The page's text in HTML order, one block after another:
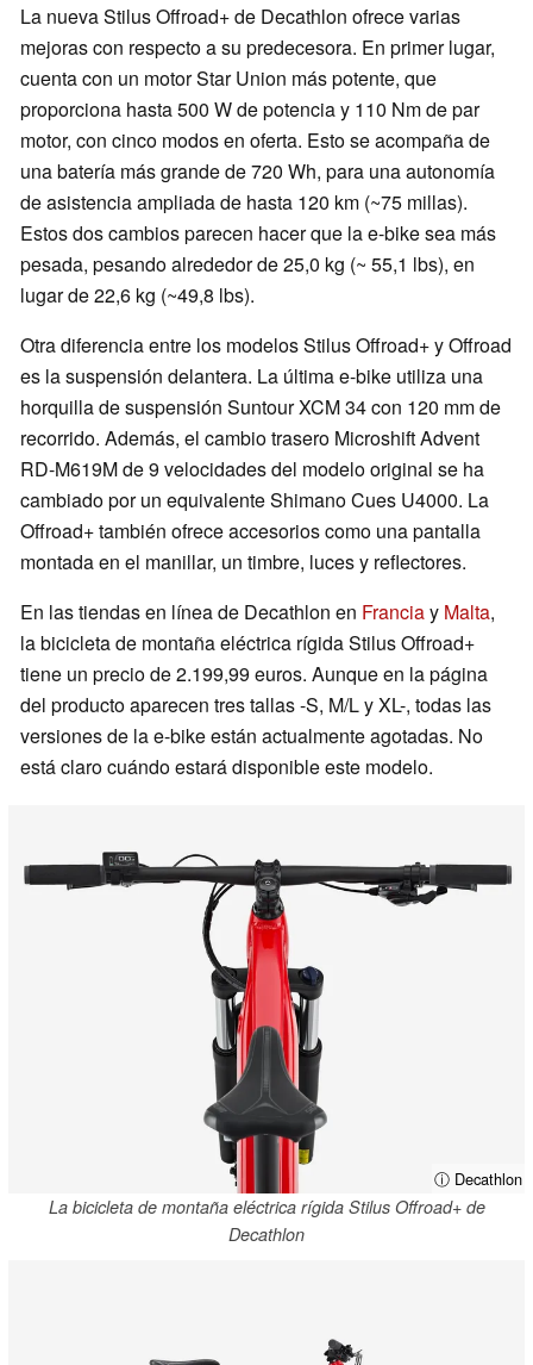
La nueva Stilus Offroad+ de Decathlon ofrece varias
mejoras con respecto a su predecesora. En primer lugar,
cuenta con un motor Star Union más potente, que
proporciona hasta 500 W de potencia y 110 Nm de par
motor, con cinco modos en oferta. Esto se acompaña de
una batería más grande de 720 Wh, para una autonomía
de asistencia ampliada de hasta 120 km (~75 millas).
Estos dos cambios parecen hacer que la e-bike sea más
pesada, pesando alrededor de 25,0 kg (~ 55,1 lbs), en
lugar de 22,6 kg (~49,8 lbs).
Otra diferencia entre los modelos Stilus Offroad+ y Offroad
es la suspensión delantera. La última e-bike utiliza una
horquilla de suspensión Suntour XCM 34 con 120 mm de
recorrido. Además, el cambio trasero Microshift Advent
RD-M619M de 9 velocidades del modelo original se ha
cambiado por un equivalente Shimano Cues U4000. La
Offroad+ también ofrece accesorios como una pantalla
montada en el manillar, un timbre, luces y reflectores.
En las tiendas en línea de Decathlon en Franciay Malta,
la bicicleta de montaña eléctrica rígida Stilus Offroad+
tiene un precio de 2.199,99 euros. Aunque en la página
del producto aparecen tres tallas -S, M/L y XL-, todas las
versiones de la e-bike están actualmente agotadas. No
está claro cuándo estará disponible este modelo.
ⓘ Decathlon
La bicicleta de montaña eléctrica rígida Stilus Offroad+ de
Decathlon